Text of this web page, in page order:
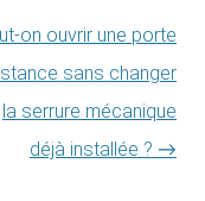
on ouvrir une porte
sans changer
la serrure mécanique
déjà installée ? →